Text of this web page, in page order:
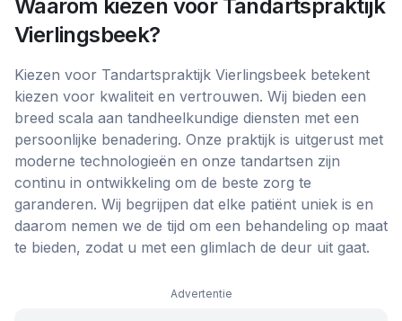
Waarom kiezen voor Tandartspraktijk
Vierlingsbeek?
Kiezen voor Tandartspraktijk Vierlingsbeek betekent
kiezen voor kwaliteit en vertrouwen. Wij bieden een
breed scala aan tandheelkundige diensten met een
persoonlijke benadering. Onze praktijk is uitgerust met
moderne technologieën en onze tandartsen zijn
continu in ontwikkeling om de beste zorg te
garanderen. Wij begrijpen dat elke patiënt uniek is en
daarom nemen we de tijd om een behandeling op maat
te bieden, zodat u met een glimlach de deur uit gaat.
Advertentie